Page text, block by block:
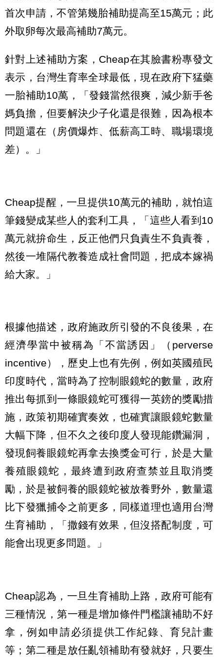
首次申請，不管第幾胎補助提高至15萬元；此
外取卵每次最高補助7萬元。
針對上述補助方案，Cheap在其臉書粉專發文
表示，台灣生育率全球最低，現在政府下猛藥
一胎補助10萬，「發錢當然很爽，減少新手爸
媽負擔，但要解決少子化還是很難，因為根本
問題還在（房價爆炸、低薪高工時、職場環境
差）。」
Cheap提醒，一旦提供10萬元的補助，就怕這
筆錢變成某些人的套利工具，「這些人看到10
萬元就拚命生，反正他們只負責生不負責養，
然後一堆隔代教養造成社會問題，把成本嫁禍
給大家。」
根據他描述，政府施政所引發的不良後果，在
經濟學當中被稱為「不當誘因」（perverse
incentive），歷史上也有先例，例如英國殖民
印度時代，當時為了控制眼鏡蛇的數量，政府
推出每抓到一條眼鏡蛇可獲得一英鎊的獎勵措
施，政策初期確實奏效，也確實讓眼鏡蛇數量
大幅下降，但不久之後印度人發現能鑽漏洞，
發現飼養眼鏡蛇再拿去換獎金可行，於是大量
養殖眼鏡蛇，最終遭到政府查禁並且取消獎
勵，於是被飼養的眼鏡蛇被放養野外，數量還
比下發獵捕令之前更多，同樣道理也適用台灣
生育補助，「撒錢有效果，但沒搭配制度，可
能會出現更多問題。」
Cheap認為，一旦生育補助上路，政府可能有
三種情況，第一種是增加條件門檻讓補助不好
拿，例如申請必須提供工作紀錄、育兒計畫
等；第二種是放任亂領補助有發就好，只要生